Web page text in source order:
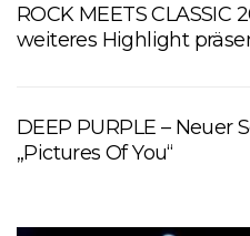
ROCK MEETS CLASSIC
weiteres Highlight
DEEP PURPLE – Neuer
„Pictures Of You“